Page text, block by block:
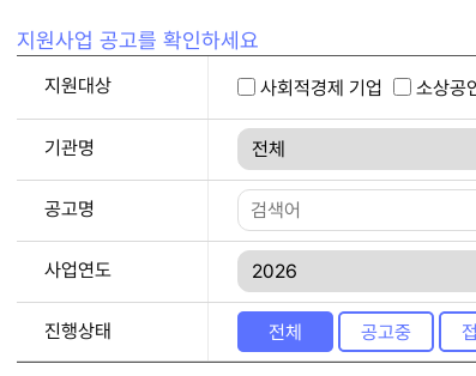
지원사업 공고를 확인하세요
지원대상 사회적경제 기업 소상공
기관명
공고명
사업연도
진행상태 전체 공고중